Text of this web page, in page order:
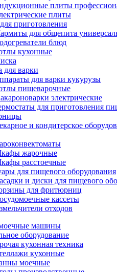
плиты
плиты
приготовления
для общепита
блюд
кухонные
для варки
для варки кукурузы
пищеварочные
электрические
для приготовления
и кондитерское
жарочные
расстоечные
для пищевого оборудования
и диски для пищевого
для фритюрниц
кассеты
отходов
машины
оборудование
кухонная техника
кухонные
моечные